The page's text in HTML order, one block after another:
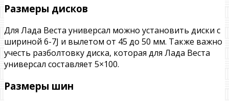
Размеры дисков
Для Лада Веста универсал можно установить диски с
шириной 6-7J и вылетом от 45 до 50 мм. Также важно
учесть разболтовку диска, которая для Лада Веста
универсал составляет 5×100.
Размеры шин